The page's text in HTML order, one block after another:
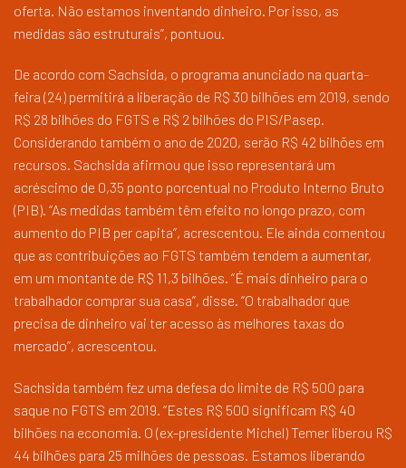
oferta. Não estamos inventando dinheiro. Por isso, as
medidas são estruturais”, pontuou.
De acordo com Sachsida, o programa anunciado na quarta-
feira (24) permitirá a liberação de R$ 30 bilhões em 2019, sendo
R$ 28 bilhões do FGTS e R$ 2 bilhões do PIS/Pasep.
Considerando também o ano de 2020, serão R$ 42 bilhões em
recursos. Sachsida afirmou que isso representará um
acréscimo de 0,35 ponto porcentual no Produto Interno Bruto
(PIB). “As medidas também têm efeito no longo prazo, com
aumento do PIB per capita”, acrescentou. Ele ainda comentou
que as contribuições ao FGTS também tendem a aumentar,
em um montante de R$ 11,3 bilhões. “É mais dinheiro para o
trabalhador comprar sua casa”, disse. “O trabalhador que
precisa de dinheiro vai ter acesso às melhores taxas do
mercado”, acrescentou.
Sachsida também fez uma defesa do limite de R$ 500 para
saque no FGTS em 2019. “Estes R$ 500 significam R$ 40
bilhões na economia. O (ex-presidente Michel) Temer liberou R$
44 bilhões para 25 milhões de pessoas. Estamos liberando